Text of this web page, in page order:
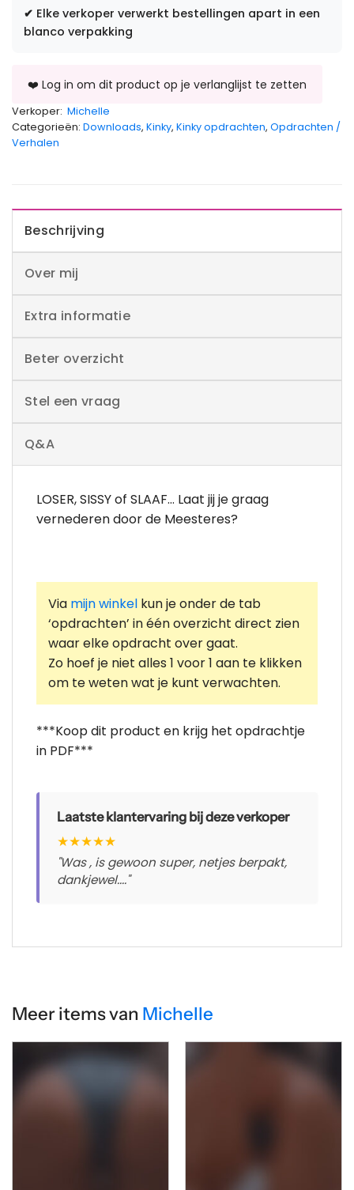
✔ Elke verkoper verwerkt bestellingen apart in een
blanco verpakking
Verkoper: Michelle
Categorieën: Downloads, Kinky, Kinky opdrachten, Opdrachten /
Verhalen
Beschrijving
Over mij
Extra informatie
Beter overzicht
Stel een vraag
Q&A
LOSER, SISSY of SLAAF… Laat jij je graag
vernederen door de Meesteres?
Via mijn winkel kun je onder de tab
‘opdrachten’ in één overzicht direct zien
waar elke opdracht over gaat.
Zo hoef je niet alles 1 voor 1 aan te klikken
om te weten wat je kunt verwachten.
***Koop dit product en krijg het opdrachtje
in PDF***
Laatste klantervaring bij deze verkoper
★★★★★
"Was , is gewoon super, netjes berpakt,
dankjewel...."
Meer items van Michelle